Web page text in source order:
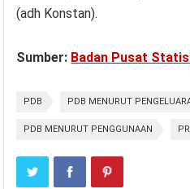
(adh Konstan).
Sumber: Badan Pusat
PDB PDB MENURUT
PDB MENURUT PENGGUNAAN